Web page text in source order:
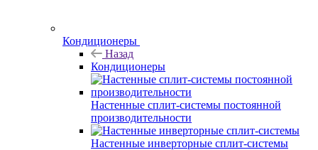
Кондиционеры
Назад
Кондиционеры
Настенные сплит-системы постоянной
производительности
Настенные инверторные сплит-системы